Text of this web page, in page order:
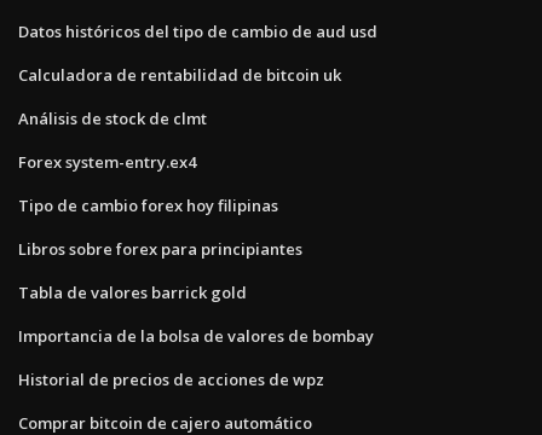
Datos históricos del tipo de cambio de aud usd
Calculadora de rentabilidad de bitcoin uk
Análisis de stock de clmt
Forex system-entry.ex4
Tipo de cambio forex hoy filipinas
Libros sobre forex para principiantes
Tabla de valores barrick gold
Importancia de la bolsa de valores de bombay
Historial de precios de acciones de wpz
Comprar bitcoin de cajero automático